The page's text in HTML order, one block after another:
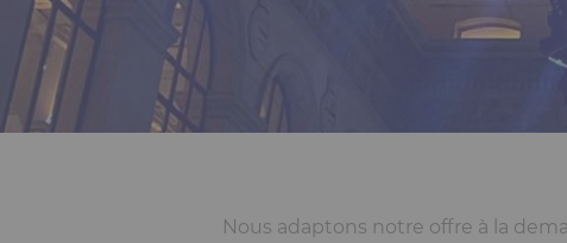
Nous adaptons notre offre à la